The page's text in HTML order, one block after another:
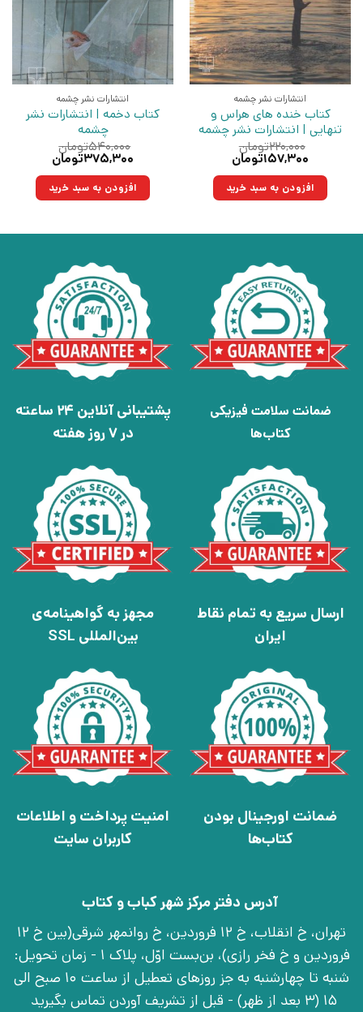
انتشارات نشر چشمه
کتاب خنده های هراس و
تنهایی | انتشارات نشر چشمه
۲۲۰,۰۰۰تومان
قیمت
۲۲۰,۰۰۰تومان
بود.
۱۵۷,۳۰۰تومان
۱۵۷,۳۰۰تومان.افزودن به سبد خرید
انتشارات نشر چشمه
کتاب دخمه | انتشارات نشر
چشمه
۵۴۰,۰۰۰تومان
قیمت
۵۴۰,۰۰۰تومان
بود.
۳۷۵,۳۰۰تومان
۳۷۵,۳۰۰تومان.افزودن به سبد خرید
ضمانت سلامت فیزیکی
کتاب‌ها
پشتیبانی آنلاین 24 ساعته
در 7 روز هفته
ارسال سریع به تمام نقاط
ایران
مجهز به گواهینامه‌ی
بین‌المللی SSL
ضمانت اورجینال بودن
کتاب‌ها
امنیت پرداخت و اطلاعات
کاربران سایت
آدرس دفتر مرکز شهر کباب و کتاب
تهران، خ انقلاب، خ 12 فروردین، خ روانمهر شرقی(بین خ 12
فروردین و خ فخر رازی)، بن‌بست اوّل، پلاک 1 - زمان تحویل:
شنبه تا چهارشنبه به جز روزهای تعطیل از ساعت 10 صبح الی
15 (3 بعد از ظهر) - قبل از تشریف آوردن تماس بگیرید